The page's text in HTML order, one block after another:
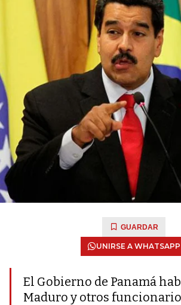
GUARDAR
UNIRSE A WHATSAPP
El Gobierno de Panamá
Maduro y otros